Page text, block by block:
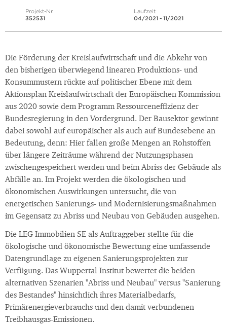
Projekt-Nr.
352531
Laufzeit
04/2021 - 11/2021
Die Förderung der Kreislaufwirtschaft und die Abkehr von
den bisherigen überwiegend linearen Produktions- und
Konsummustern rückte auf politischer Ebene mit dem
Aktionsplan Kreislaufwirtschaft der Europäischen Kommission
aus 2020 sowie dem Programm Ressourceneffizienz der
Bundesregierung in den Vordergrund. Der Bausektor gewinnt
dabei sowohl auf europäischer als auch auf Bundesebene an
Bedeutung, denn: Hier fallen große Mengen an Rohstoffen
über längere Zeiträume während der Nutzungsphasen
zwischengespeichert werden und beim Abriss der Gebäude als
Abfälle an. Im Projekt werden die ökologischen und
ökonomischen Auswirkungen untersucht, die von
energetischen Sanierungs- und Modernisierungsmaßnahmen
im Gegensatz zu Abriss und Neubau von Gebäuden ausgehen.
Die LEG Immobilien SE als Auftraggeber stellte für die
ökologische und ökonomische Bewertung eine umfassende
Datengrundlage zu eigenen Sanierungsprojekten zur
Verfügung. Das Wuppertal Institut bewertet die beiden
alternativen Szenarien "Abriss und Neubau" versus "Sanierung
des Bestandes" hinsichtlich ihres Materialbedarfs,
Primärenergieverbrauchs und den damit verbundenen
Treibhausgas-Emissionen.